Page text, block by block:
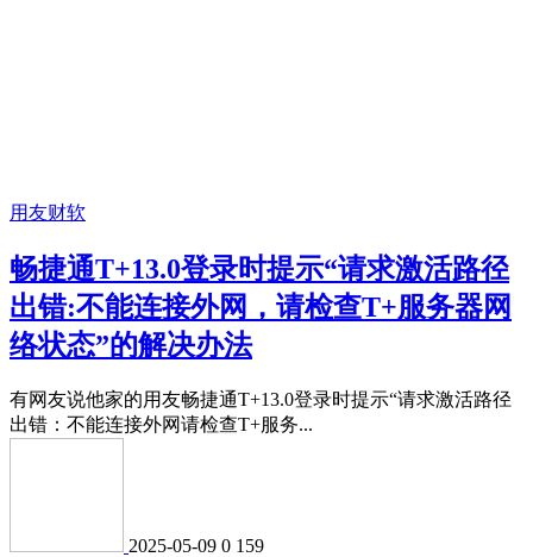
用友财软
畅捷通T+13.0登录时提示“请求激活路径
出错:不能连接外网，请检查T+服务器网
络状态”的解决办法
有网友说他家的用友畅捷通T+13.0登录时提示“请求激活路径
出错：不能连接外网请检查T+服务...
2025-05-09 0 159